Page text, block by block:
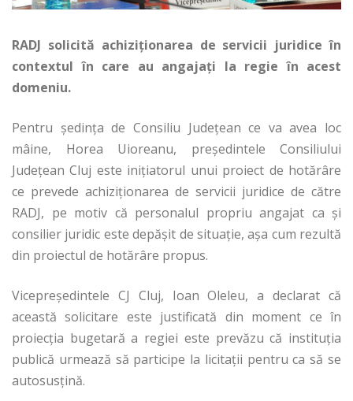
RADJ solicită achiziționarea de servicii juridice în
contextul în care au angajați la regie în acest
domeniu.
Pentru ședința de Consiliu Județean ce va avea loc
mâine, Horea Uioreanu, președintele Consiliului
Județean Cluj este inițiatorul unui proiect de hotărâre
ce prevede achiziționarea de servicii juridice de către
RADJ, pe motiv că personalul propriu angajat ca și
consilier juridic este depășit de situație, așa cum rezultă
din proiectul de hotărâre propus.
Vicepreședintele CJ Cluj, Ioan Oleleu, a declarat că
această solicitare este justificată din moment ce în
proiecția bugetară a regiei este prevăzu că instituția
publică urmează să participe la licitații pentru ca să se
autosusțină.